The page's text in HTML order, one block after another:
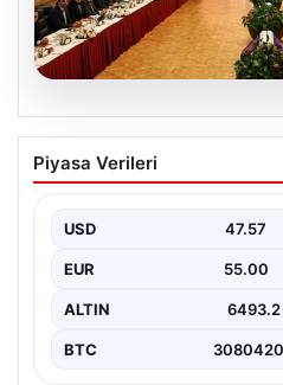
05.08.2026
Çerçeve yasa nedir,
‘Terörsüz Türkiye’
Hukuk ve yasama alanında
Piyasa Verileri
USD 47.57
EUR 55.00
ALTIN 6493.2
BTC 3080420